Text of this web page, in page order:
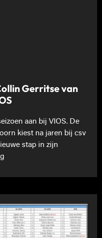
Gerritse van
aan bij VIOS. De
kiest na jaren bij csv
stap in zijn